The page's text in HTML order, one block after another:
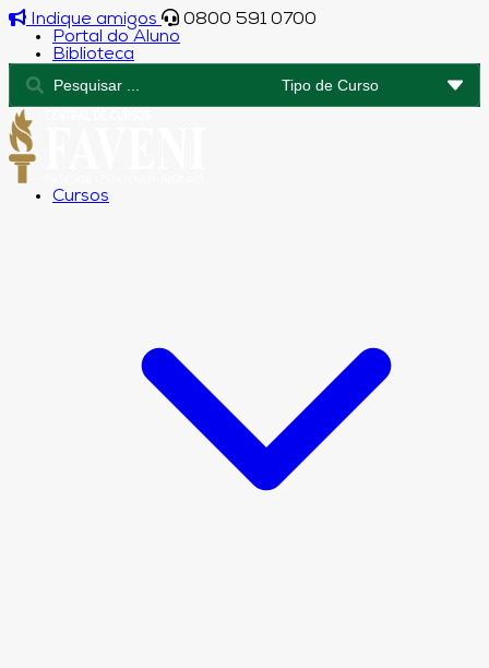
Indique amigos
0800 591 0700
Portal do Aluno
Biblioteca
Cursos